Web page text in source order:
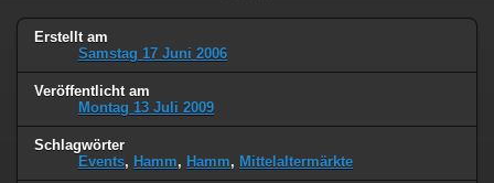
Erstellt am
Samstag 17 Juni 2006
Veröffentlicht am
Montag 13 Juli 2009
Schlagwörter
Events, Hamm, Hamm, Mittelaltermärkte